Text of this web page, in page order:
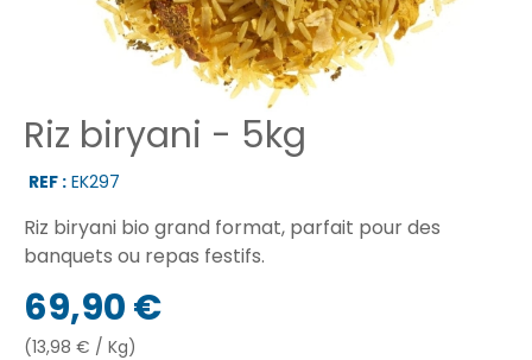
Riz biryani - 5kg
REF : EK297
Riz biryani bio grand format, parfait pour des
banquets ou repas festifs.
69,90 €
(13,98 € / Kg)